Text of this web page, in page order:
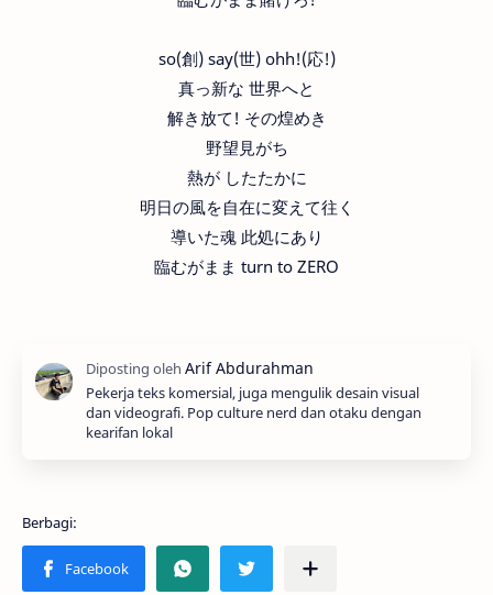
so(創) say(世) ohh!(応!)
真っ新な 世界へと
解き放て! その煌めき
野望見がち
熱が したたかに
明日の風を自在に変えて往く
導いた魂 此処にあり
臨むがまま turn to ZERO
Pekerja teks komersial, juga mengulik desain visual
dan videografi. Pop culture nerd dan otaku dengan
kearifan lokal